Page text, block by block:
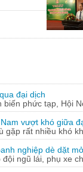
đại dịch
biến phức tạp, Hội
vượt khó giữa
gặp rất nhiều khó
nghiệp dè dặt
đội ngũ lái, phụ xe